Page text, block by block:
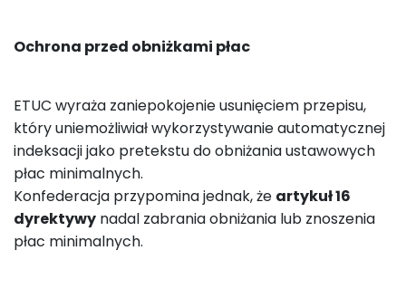
Ochrona przed obniżkami płac
ETUC wyraża zaniepokojenie usunięciem przepisu,
który uniemożliwiał wykorzystywanie automatycznej
indeksacji jako pretekstu do obniżania ustawowych
płac minimalnych.
Konfederacja przypomina jednak, że artykuł 16
dyrektywy nadal zabrania obniżania lub znoszenia
płac minimalnych.